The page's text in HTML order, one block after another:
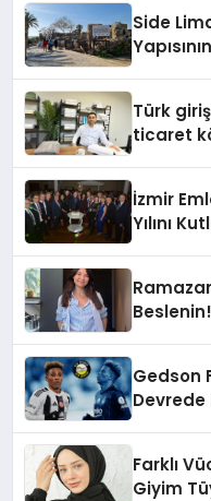
Side
Türk
ticaret
İzmir
Yılını
Beslenin!
Gedson
Devrede
Farklı
Giyim